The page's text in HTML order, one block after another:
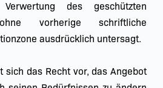
des geschützten
vorherige schriftliche
ausdrücklich untersagt.
sich das Recht vor, das Angebot